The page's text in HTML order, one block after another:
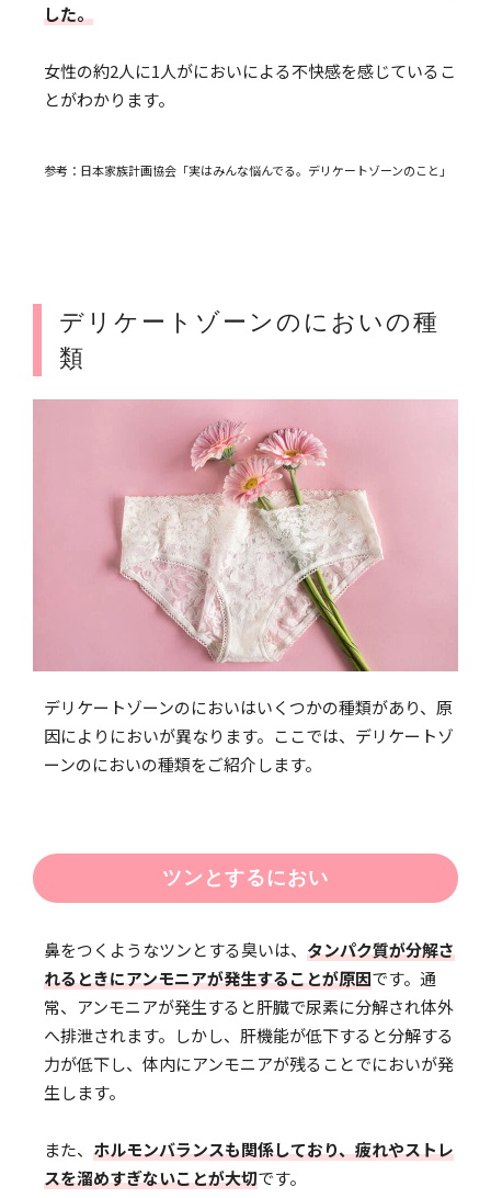
した。
女性の約2人に1人がにおいによる不快感を感じているこ
とがわかります。
参考：日本家族計画協会「実はみんな悩んでる。デリケートゾーンのこと」
デリケートゾーンのにおいの種
類
デリケートゾーンのにおいはいくつかの種類があり、原
因によりにおいが異なります。ここでは、デリケートゾ
ーンのにおいの種類をご紹介します。
ツンとするにおい
鼻をつくようなツンとする臭いは、 タンパク質が分解さ
れるときにアンモニアが発生することが原因です。通
常、アンモニアが発生すると肝臓で尿素に分解され体外
へ排泄されます。しかし、肝機能が低下すると分解する
力が低下し、体内にアンモニアが残ることでにおいが発
生します。
また、 ホルモンバランスも関係しており、疲れやストレ
スを溜めすぎないことが大切です。